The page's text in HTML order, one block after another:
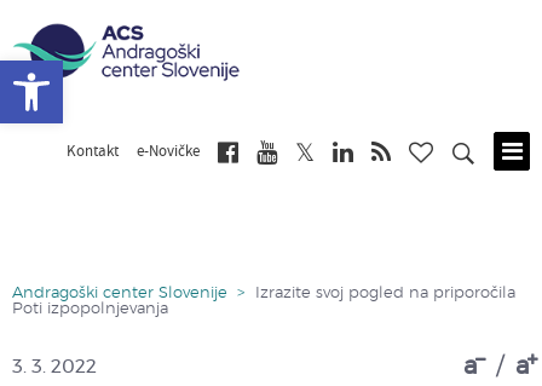
Kontakt e-Novičke
Andragoški center Slovenije >
Izrazite svoj pogled na priporočila
Poti izpopolnjevanja
a / a
3. 3. 2022
Open toolbar